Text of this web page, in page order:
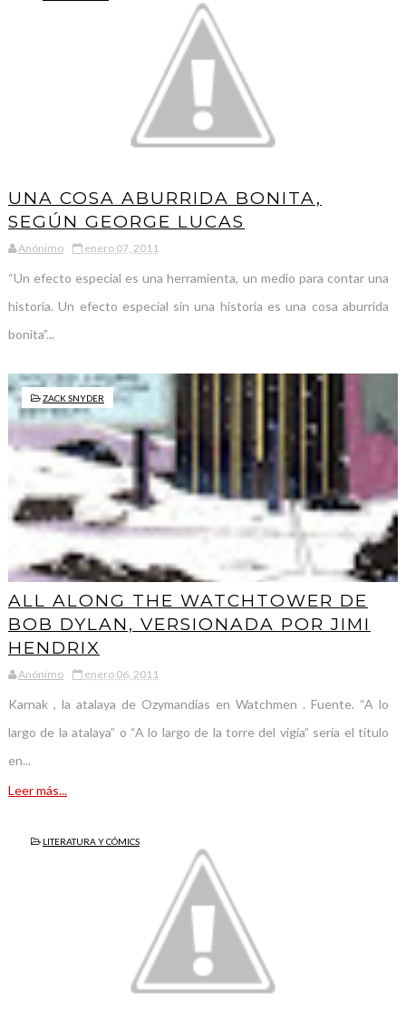
UNA COSA ABURRIDA BONITA,
SEGÚN GEORGE LUCAS
Anónimo enero 07, 2011
“Un efecto especial es una herramienta, un medio para contar una
historia. Un efecto especial sin una historia es una cosa aburrida
bonita”...
ZACK SNYDER
ALL ALONG THE WATCHTOWER DE
BOB DYLAN, VERSIONADA POR JIMI
HENDRIX
Anónimo enero 06, 2011
Karnak , la atalaya de Ozymandias en Watchmen . Fuente. “A lo
largo de la atalaya” o “A lo largo de la torre del vigía” sería el título
en...
Leer más...
LITERATURA Y CÓMICS